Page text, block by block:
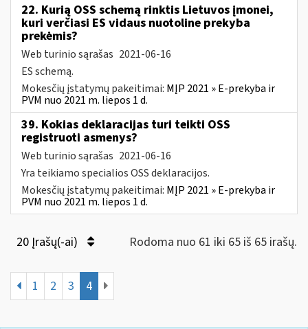
22. Kurią OSS schemą rinktis Lietuvos įmonei,
kuri verčiasi ES vidaus nuotoline prekyba
prekėmis?
Web turinio sąrašas 2021-06-16
ES schemą.
Mokesčių įstatymų pakeitimai: MĮP 2021 » E-prekyba ir
PVM nuo 2021 m. liepos 1 d.
39. Kokias deklaracijas turi teikti OSS
registruoti asmenys?
Web turinio sąrašas 2021-06-16
Yra teikiamo specialios OSS deklaracijos.
Mokesčių įstatymų pakeitimai: MĮP 2021 » E-prekyba ir
PVM nuo 2021 m. liepos 1 d.
20 Įrašų(-ai) Rodoma nuo 61 iki 65 iš 65 irašų.
1 2 3 4